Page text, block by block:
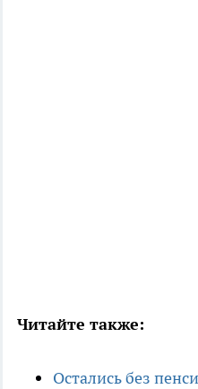
Читайте также:
Остались без